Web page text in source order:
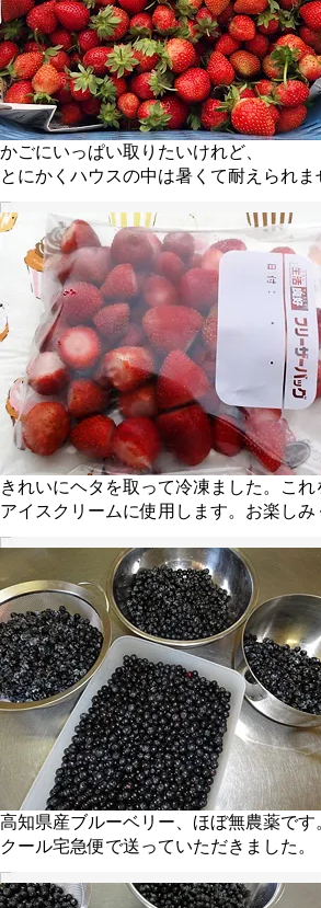
かごにいっぱい取りたいけれど、
とにかくハウスの中は暑くて耐えられま
きれいにヘタを取って冷凍ました。こ
アイスクリームに使用します。お楽しみ
高知県産ブルーベリー、ほぼ無農薬です
クール宅急便で送っていただきました。